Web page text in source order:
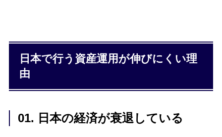
日本で行う資産運用が伸びにくい理
由
01. 日本の経済が衰退している